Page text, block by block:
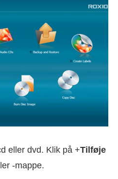
eller dvd. Klik på +Tilføje
-mappe.